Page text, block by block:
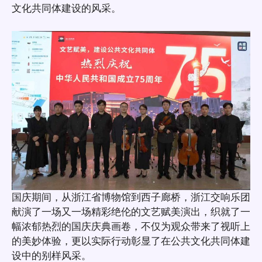
文化共同体建设的风采。
国庆期间，从浙江省博物馆到西子廊桥，浙江交响乐团
献演了一场又一场精彩绝伦的文艺赋美演出，织就了一
幅浓郁热烈的国庆庆典画卷，不仅为观众带来了视听上
的美妙体验，更以实际行动彰显了在公共文化共同体建
设中的别样风采。